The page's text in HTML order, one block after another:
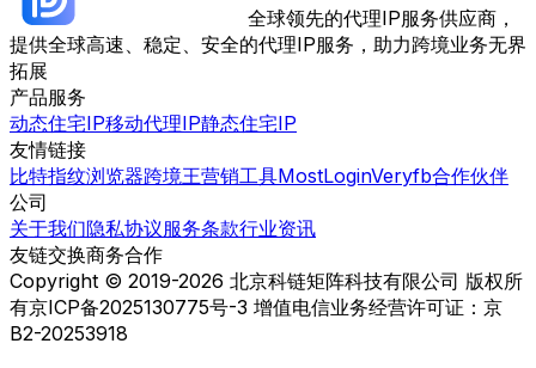
全球领先的代理IP服务供应商，
提供全球高速、稳定、安全的代理IP服务，助力跨境业务无界
拓展
产品服务
动态住宅IP移动代理IP静态住宅IP
友情链接
比特指纹浏览器跨境王营销工具MostLoginVeryfb合作伙伴
公司
关于我们隐私协议服务条款行业资讯
友链交换商务合作
Copyright © 2019-2026 北京科链矩阵科技有限公司 版权所
有京ICP备2025130775号-3 增值电信业务经营许可证：京
B2-20253918